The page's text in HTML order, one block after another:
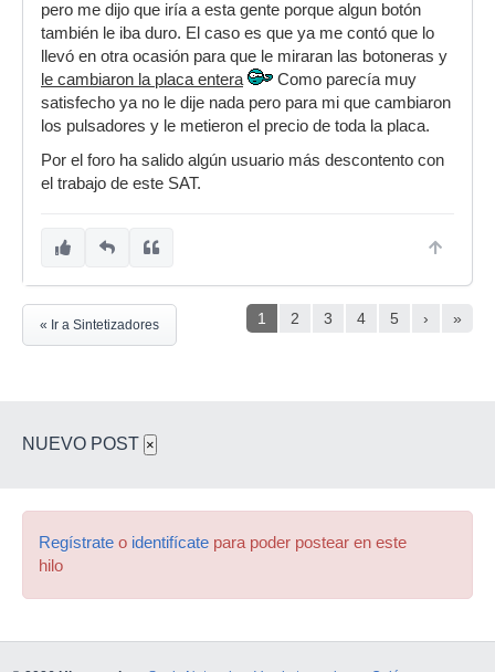
pero me dijo que iría a esta gente porque algun botón
también le iba duro. El caso es que ya me contó que lo
llevó en otra ocasión para que le miraran las botoneras y
le cambiaron la placa entera
Como parecía muy
satisfecho ya no le dije nada pero para mi que cambiaron
los pulsadores y le metieron el precio de toda la placa.
Por el foro ha salido algún usuario más descontento con
el trabajo de este SAT.
1 2 3 4 5 › »
« Ir a Sintetizadores
NUEVO POST ×
Regístrate o identifícate para poder postear en este
hilo